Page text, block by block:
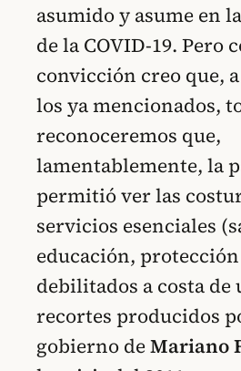
asumido y asume en
de la COVID-19. Pero
convicción creo que,
los ya mencionados,
reconoceremos que,
lamentablemente, la
permitió ver las
servicios esenciales
educación,
debilitados a costa de
recortes producidos
gobierno deMariano